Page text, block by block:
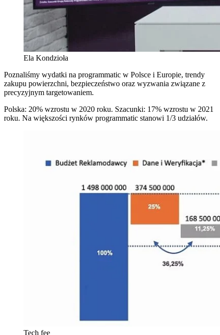
Ela Kondzioła
Poznaliśmy wydatki na programmatic w Polsce i Europie, trendy
zakupu powierzchni, bezpieczeństwo oraz wyzwania związane z
precyzyjnym targetowaniem.
Polska: 20% wzrostu w 2020 roku. Szacunki: 17% wzrostu w 2021
roku. Na większości rynków programmatic stanowi 1/3 udziałów.
Tech fee